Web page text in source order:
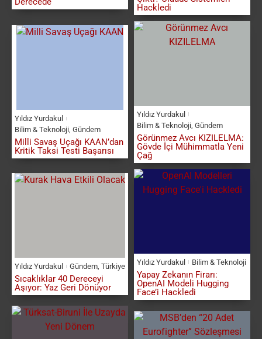
Hackledi
Yıldız Yurdakul
Bilim & Teknoloji, Gündem
Milli Savaş Uçağı KAAN’dan
Kritik Taksi Testi Başarısı
Yıldız Yurdakul
Bilim & Teknoloji Gündem
Görünmez Avcı KIZILELMA:
Gövde İçi Mühimmatla Yeni
Çağ
Yıldız Yurdakul Gündem, Türkiye
Sıcaklıklar 40 Dereceyi
Aşıyor: Yaz Geri Dönüyor
Yıldız Yurdakul Bilim & Teknoloji
Yapay Zekanın Firarı:
OpenAI Modeli Hugging
Face’i Hackledi